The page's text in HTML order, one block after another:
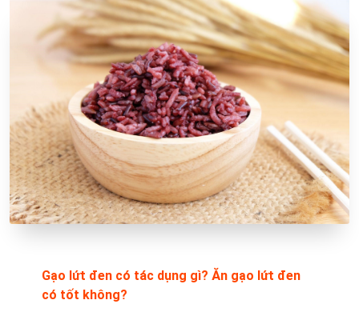
Gạo lứt đen có tác dụng gì? Ăn gạo lứt đen
có tốt không?